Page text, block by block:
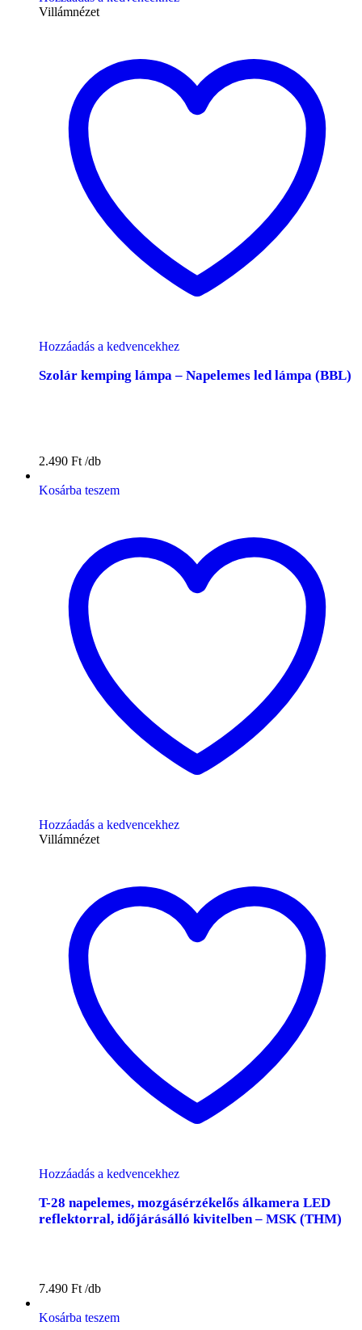
Villámnézet
Hozzáadás a kedvencekhez
Szolár kemping lámpa – Napelemes led lámpa (BBL)
2.490 Ft
Kosárba teszem
Hozzáadás a kedvencekhez
Villámnézet
Hozzáadás a kedvencekhez
T-28 napelemes, mozgásérzékelős álkamera LED
reflektorral, időjárásálló kivitelben – MSK (THM)
7.490 Ft
Kosárba teszem